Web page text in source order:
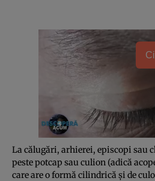
La călugări, arhierei, episcopi sau
peste potcap sau culion (adică
care are o formă cilindrică şi de